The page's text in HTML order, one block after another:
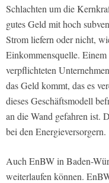
Schlachten um die
gutes Geld mit hoch
Strom liefern oder nicht,
Einkommensquelle.
verpflichteten
das Geld kommt, das es
dieses Geschäftsmodell
an die Wand gefahren ist.
bei den Energieversorgern.
Auch EnBW in Baden-
weiterlaufen können.